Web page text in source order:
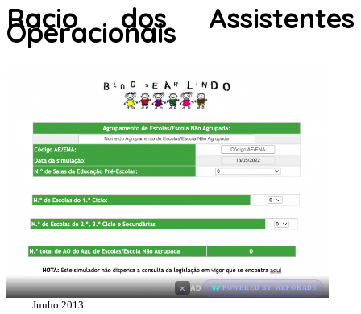
Racio dos Assistentes
Operacionais
× AD POWERED BY WEFORADS
Junho 2013